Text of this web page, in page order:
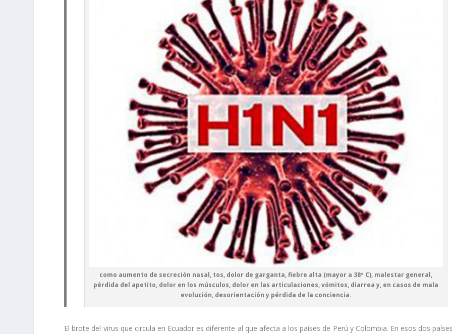
como aumento de secreción nasal, tos, dolor de garganta, fiebre alta (mayor a 38º C), malestar general,
pérdida del apetito, dolor en los músculos, dolor en las articulaciones, vómitos, diarrea y, en casos de mala
evolución, desorientación y pérdida de la conciencia.
El brote del virus que circula en Ecuador es diferente al que afecta a los países de Perú y Colombia. En esos dos